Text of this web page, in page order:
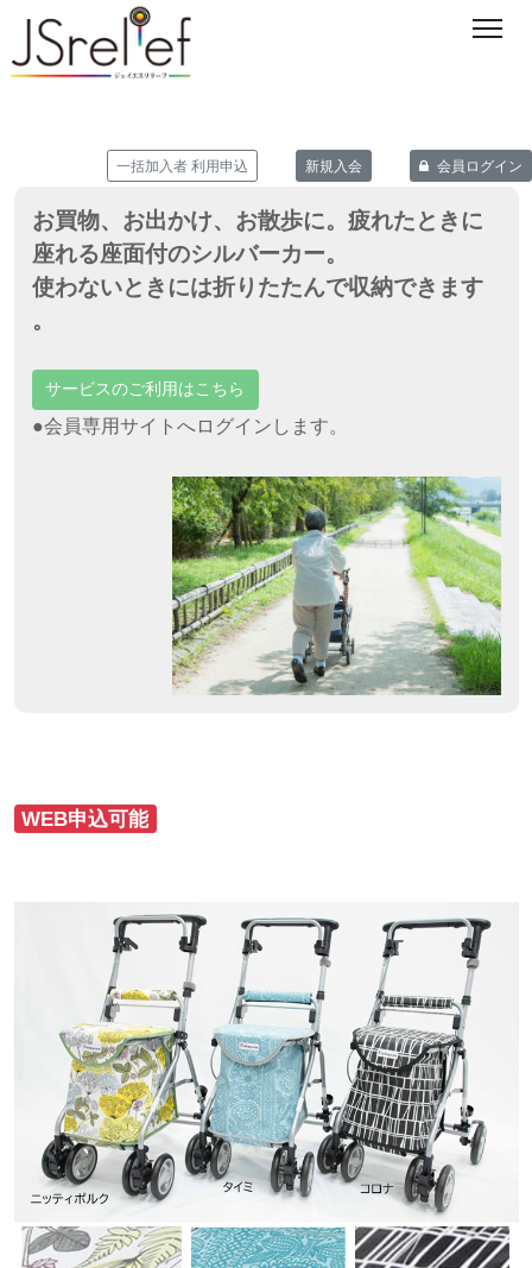
一括加入者 利用申込 新規入会 会員ログイン
お買物、お出かけ、お散歩に。疲れたときに
座れる座面付のシルバーカー。
使わないときには折りたたんで収納できます
。
サービスのご利用はこちら
●会員専用サイトへログインします。
WEB申込可能